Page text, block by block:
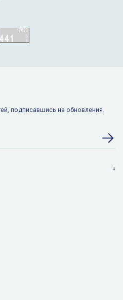
подписавшись на обновления.